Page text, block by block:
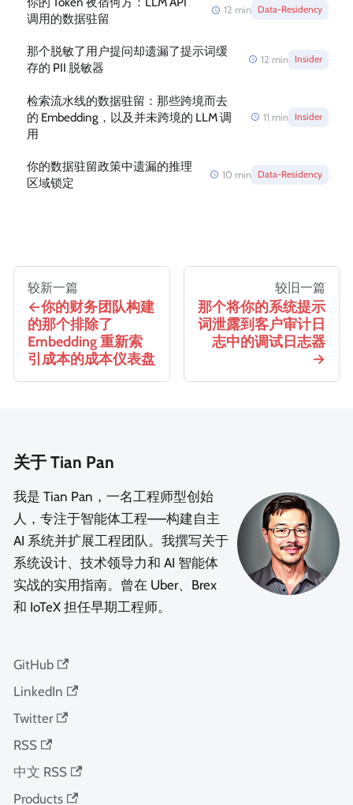
调用的数据驻留
12 min Data-Residency
那个脱敏了用户提问却遗漏了提示词缓
存的 PII 脱敏器
12 min Insider
检索流水线的数据驻留：那些跨境而去
的 Embedding，以及并未跨境的 LLM 调
用
11 min Insider
你的数据驻留政策中遗漏的推理
区域锁定
10 min Data-Residency
较新一篇
你的财务团队构建
的那个排除了
Embedding 重新索
引成本的成本仪表盘
较旧一篇
那个将你的系统提示
词泄露到客户审计日
志中的调试日志器
关于 Tian Pan
我是 Tian Pan，一名工程师型创始
人，专注于智能体工程——构建自主
AI 系统并扩展工程团队。我撰写关于
系统设计、技术领导力和 AI 智能体
实战的实用指南。曾在 Uber、Brex
和 IoTeX 担任早期工程师。
GitHub
LinkedIn
Twitter
RSS
中文 RSS
Products